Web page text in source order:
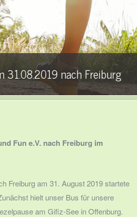
31.08.2019 nach Freiburg
Fun e.V. nach Freiburg im
Freiburg am 31. August 2019 startete
hielt unser Bus für unsere
am Gifiz-See in Offenburg.